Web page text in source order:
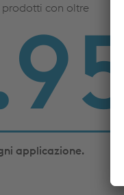
con oltre
applicazione.